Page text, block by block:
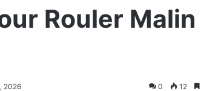
Rouler Malin
2026 0 12